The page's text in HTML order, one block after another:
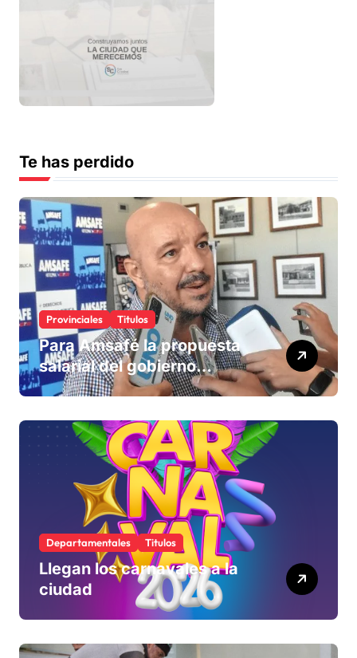
Te has perdido
Provinciales Titulos
Para Amsafé la propuesta
salarial del gobierno
«queda corta» y el viernes
rechaza
Departamentales Titulos
Llegan los carnavales a la
ciudad